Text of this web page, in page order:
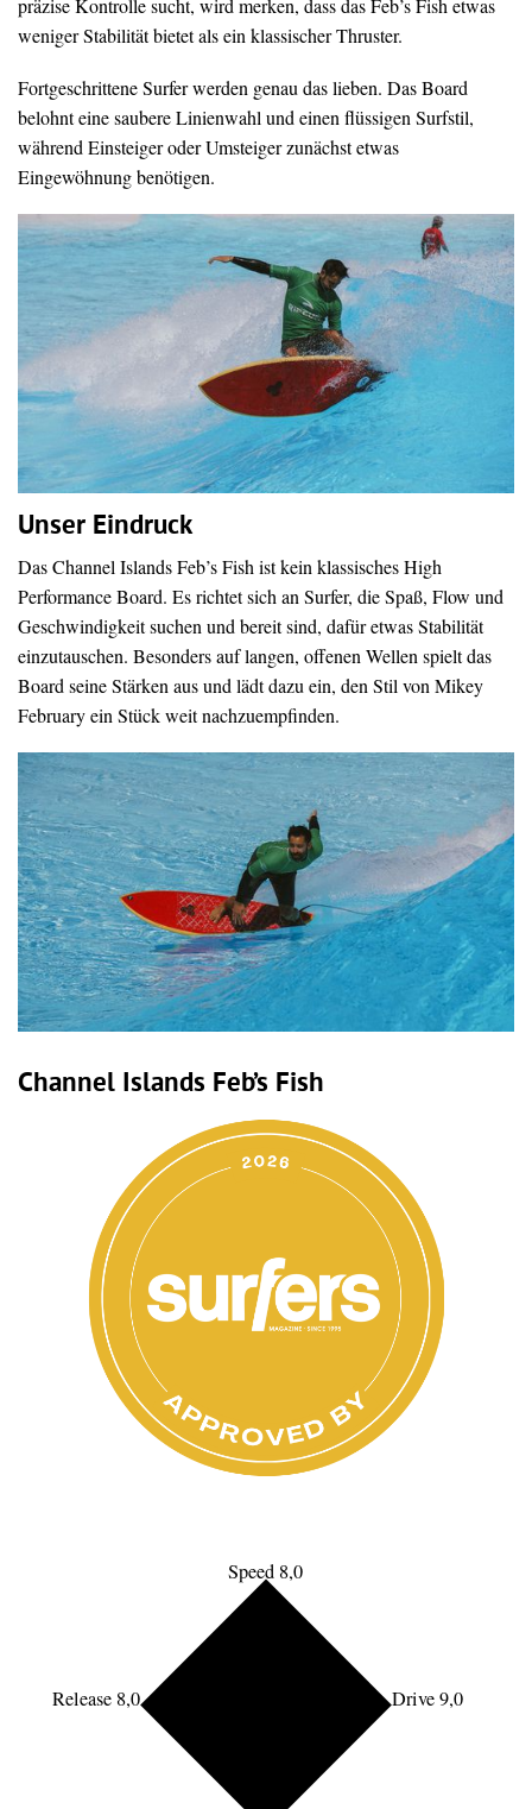
weniger Stabilität bietet als ein klassischer Thruster.
Fortgeschrittene Surfer werden genau das lieben. Das Board
belohnt eine saubere Linienwahl und einen flüssigen Surfstil,
während Einsteiger oder Umsteiger zunächst etwas
Eingewöhnung benötigen.
Unser Eindruck
Das Channel Islands Feb’s Fish ist kein klassisches High
Performance Board. Es richtet sich an Surfer, die Spaß, Flow und
Geschwindigkeit suchen und bereit sind, dafür etwas Stabilität
einzutauschen. Besonders auf langen, offenen Wellen spielt das
Board seine Stärken aus und lädt dazu ein, den Stil von Mikey
February ein Stück weit nachzuempfinden.
Channel Islands Feb’s Fish
Speed 8,0
Drive 9,0
Release 8,0